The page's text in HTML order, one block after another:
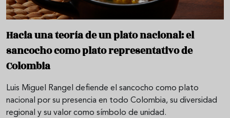
Hacia una teoría de un plato nacional: el
sancocho como plato representativo de
Colombia
Luis Miguel Rangel defiende el sancocho como plato
nacional por su presencia en todo Colombia, su diversidad
regional y su valor como símbolo de unidad.